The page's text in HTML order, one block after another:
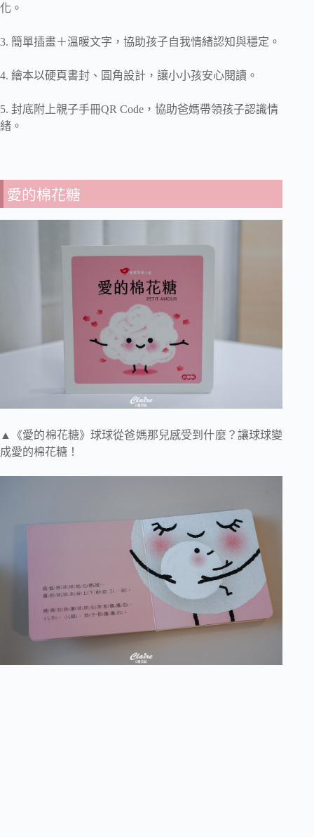
化。
3. 簡單插畫＋溫暖文字，協助孩子自我情緒認知與穩定。
4. 繪本以硬頁書封、圓角設計，讓小小孩安心閱讀。
5. 封底附上親子手冊QR Code，協助爸媽帶領孩子認識情
緒。
愛的棉花糖
▲《愛的棉花糖》球球從爸媽那兒感受到什麼？讓球球變
成愛的棉花糖！